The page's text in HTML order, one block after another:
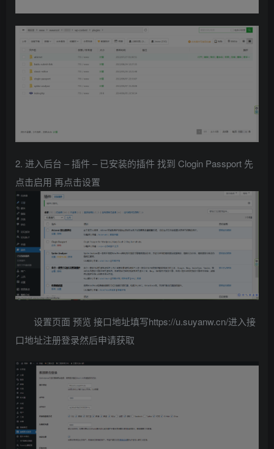
2. 进入后台 – 插件 – 已安装的插件 找到 Clogin Passport 先
点击启用 再点击设置
设置页面 预览 接口地址填写https://u.suyanw.cn/进入接
口地址注册登录然后申请获取